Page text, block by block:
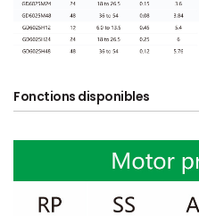
Fonctions disponibles